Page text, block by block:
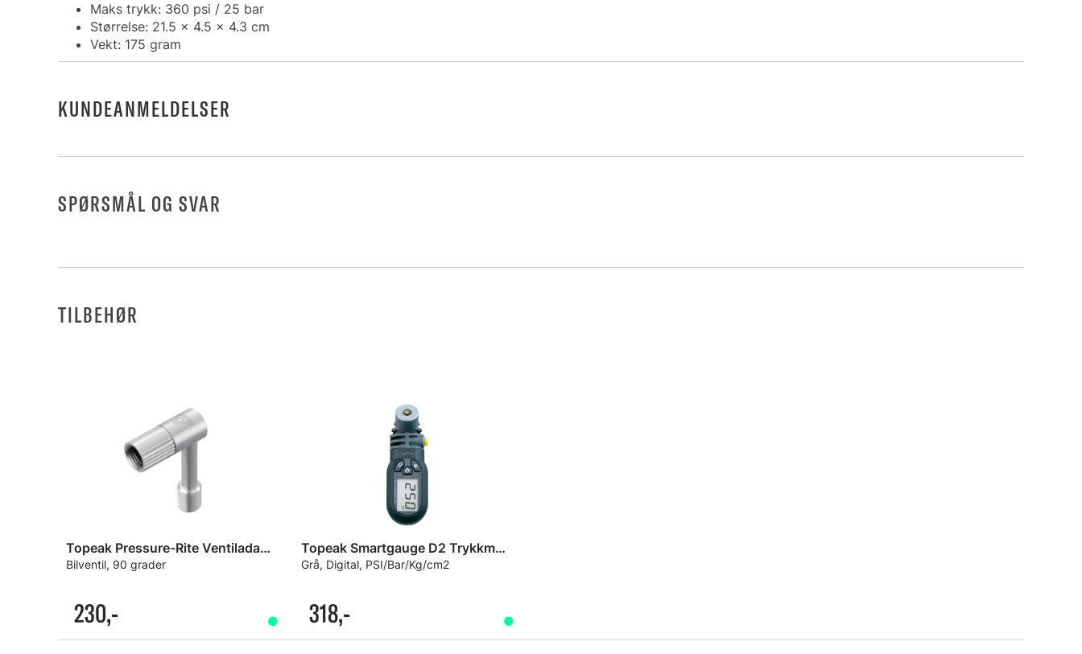
Maks trykk: 360 psi / 25 bar
Størrelse: 21.5 x 4.5 x 4.3 cm
Vekt: 175 gram
KUNDEANMELDELSER
SPØRSMÅL OG SVAR
TILBEHØR
Topeak Pressure-Rite Ventiladapter
Bilventil, 90 grader
230,-
Topeak Smartgauge D2 Trykkmåler
Grå, Digital, PSI/Bar/Kg/cm2
318,-